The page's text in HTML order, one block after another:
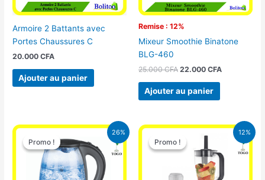
Armoire 2 Battants avec
Portes Chaussures C
20.000CFA
Ajouter au panier
Remise : 12%
Mixeur Smoothie Binatone
BLG-460
25.000CFA 22.000 CFA
Ajouter au panier
26%
Promo !
Promo !
Le
prix
initial
16.900 CFA.
Le
prix
actuel
est :
12.500 CFA.
12%
Promo !
Promo !
Le
prix
initial
était :
25.000 CFA.
Le
prix
actuel
est :